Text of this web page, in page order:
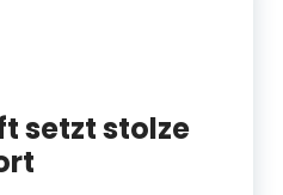
setzt stolze